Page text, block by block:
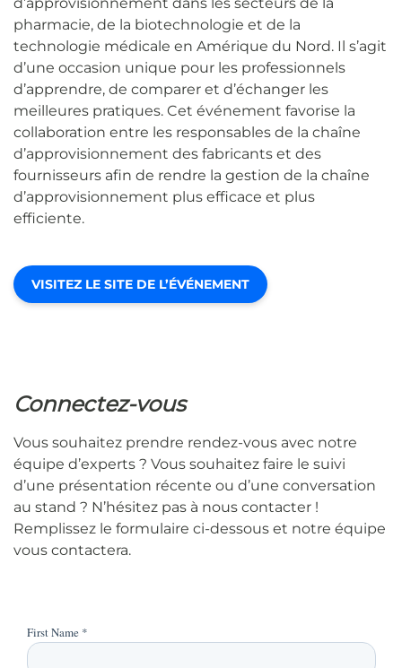
pharmacie, de la biotechnologie et de la
technologie médicale en Amérique du Nord. Il s’agit
d’une occasion unique pour les professionnels
d’apprendre, de comparer et d’échanger les
meilleures pratiques. Cet événement favorise la
collaboration entre les responsables de la chaîne
d’approvisionnement des fabricants et des
fournisseurs afin de rendre la gestion de la chaîne
d’approvisionnement plus efficace et plus
efficiente.
VISITEZ LE SITE DE L’ÉVÉNEMENT
Connectez-vous
Vous souhaitez prendre rendez-vous avec notre
équipe d’experts ? Vous souhaitez faire le suivi
d’une présentation récente ou d’une conversation
au stand ? N’hésitez pas à nous contacter !
Remplissez le formulaire ci-dessous et notre équipe
vous contactera.